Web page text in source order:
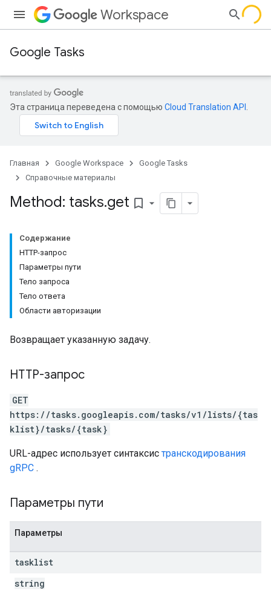
Workspace
Google Tasks
Эта страница переведена с помощью Cloud Translation API
Главная Google Workspace
Google Tasks
Справочные материалы
Method: tasks.get bookmark_border
Содержание
HTTP-запрос
Параметры пути
Тело запроса
Тело ответа
Области авторизации
Возвращает указанную задачу.
HTTP-запрос
GET
https://tasks.googleapis.com/tasks/v1/lists/{tas
klist}/tasks/{task}
URL-адрес использует синтаксис транскодирования
gRPC .
Параметры пути
Параметры
tasklist
string